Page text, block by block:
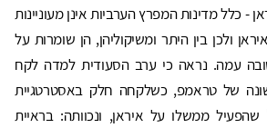
- כלל מדינות המפרץ הערביות אינן מעוניינות
ולכן בין היתר ומשיקוליהן, הן שומרות על
עמה. נראה כי ערב הסעודית למדה לקח
של טראמפ, כשלקחה חלק באסטרטגיית
ממשלו על איראן, ונכוותה: בראיית